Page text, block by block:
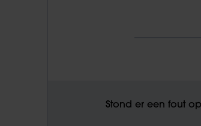
Stond er een fout